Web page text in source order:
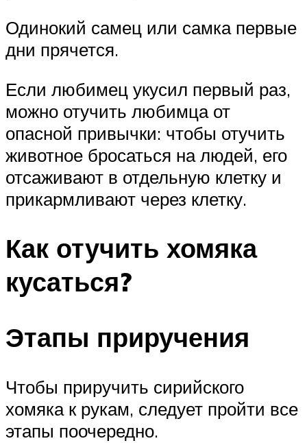
Одинокий самец или самка первые
дни прячется.
Если любимец укусил первый раз,
можно отучить любимца от
опасной привычки: чтобы отучить
животное бросаться на людей, его
отсаживают в отдельную клетку и
прикармливают через клетку.
Как отучить хомяка
кусаться?
Этапы приручения
Чтобы приручить сирийского
хомяка к рукам, следует пройти все
этапы поочередно.